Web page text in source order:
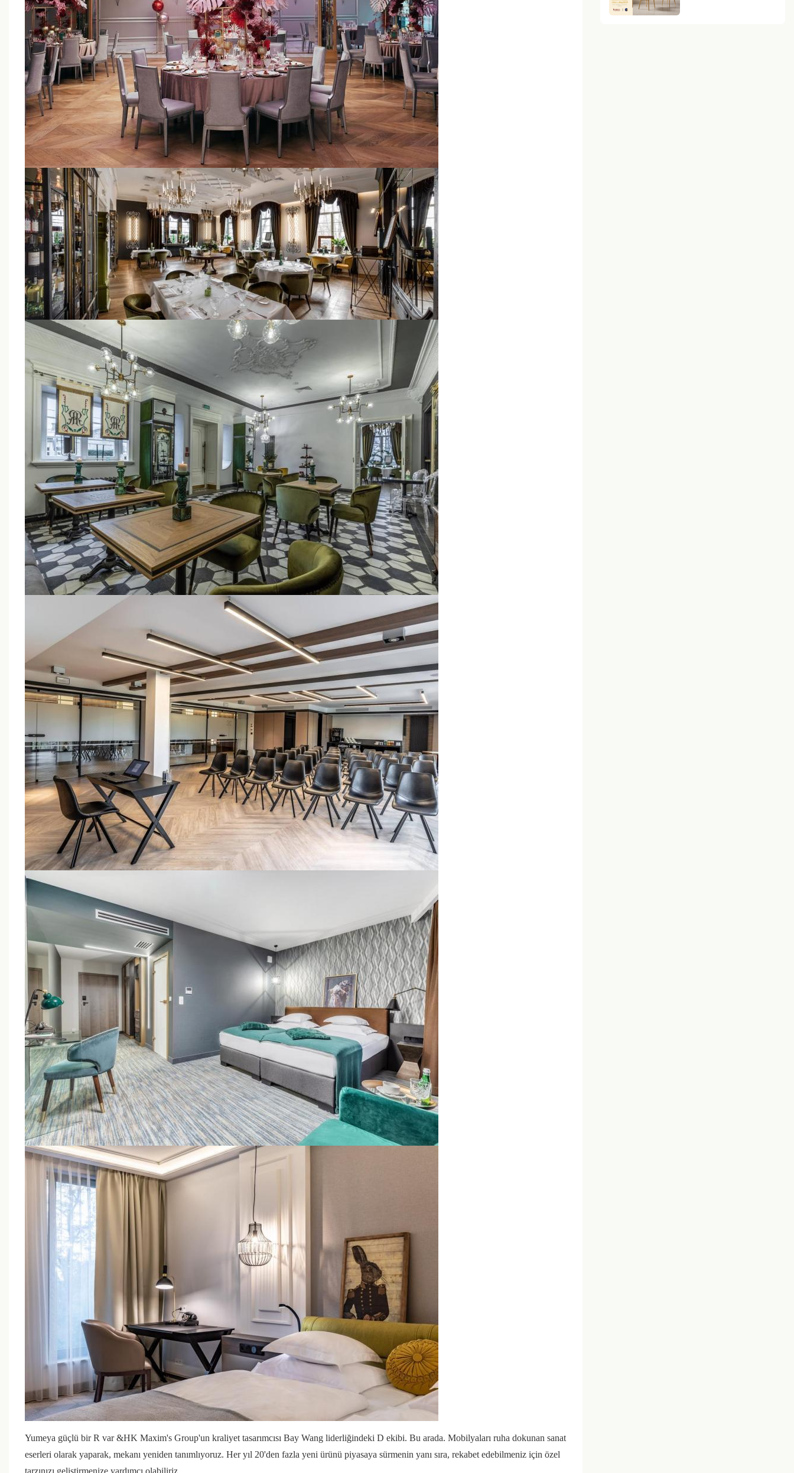
Yumeya güçlü bir R var &HK Maxim's Group'un kraliyet tasarımcısı Bay Wang liderliğindeki D ekibi. Bu arada. Mobilyaları ruha dokunan sanat
eserleri olarak yaparak, mekanı yeniden tanımlıyoruz. Her yıl 20'den fazla yeni ürünü piyasaya sürmenin yanı sıra, rekabet edebilmeniz için özel
tarzınızı geliştirmenize yardımcı olabiliriz.